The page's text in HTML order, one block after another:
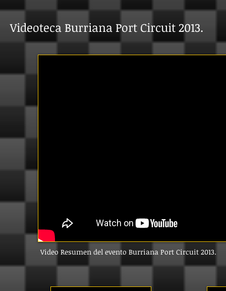
Videoteca Burriana Port Circuit 2013.
Video Resumen del evento Burriana Port Circuit 2013.